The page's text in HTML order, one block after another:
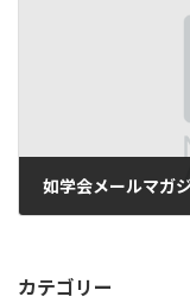
如学会メールマガ
カテゴリー